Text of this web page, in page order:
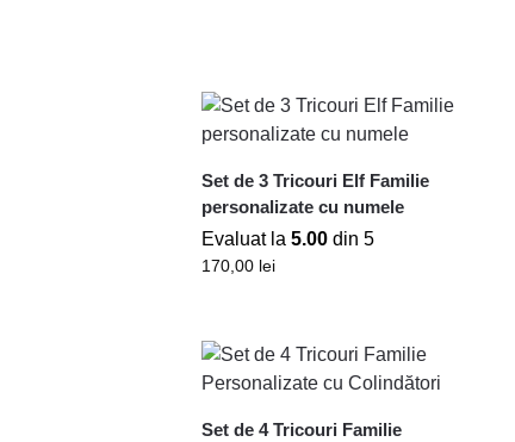
Set de 3 Tricouri Elf Familie
personalizate cu numele
Evaluat la 5.00 din 5
170,00 lei
Set de 4 Tricouri Familie